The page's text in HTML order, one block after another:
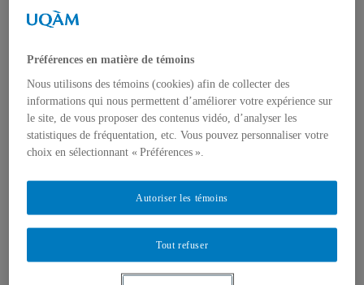
Bourses et prix
Distinctions
Activités
Événements à venir
Archives et bilans
Colloque international CRISES
Perspectives et dialogue
Vidéos et baladodiffusions
Préférences en matière de témoins
Nous utilisons des témoins (cookies) afin de collecter des
informations qui nous permettent d’améliorer votre expérience sur
le site, de vous proposer des contenus vidéo, d’analyser les
statistiques de fréquentation, etc. Vous pouvez personnaliser votre
choix en sélectionnant « Préférences ».
Tout refuser
Autoriser les témoins